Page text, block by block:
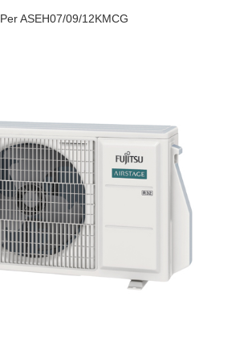
Per ASEH07/09/12KMCG